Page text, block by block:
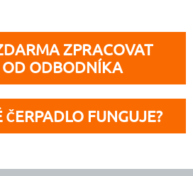
ZPRACOVAT
ODBODNÍKA
FUNGUJE?